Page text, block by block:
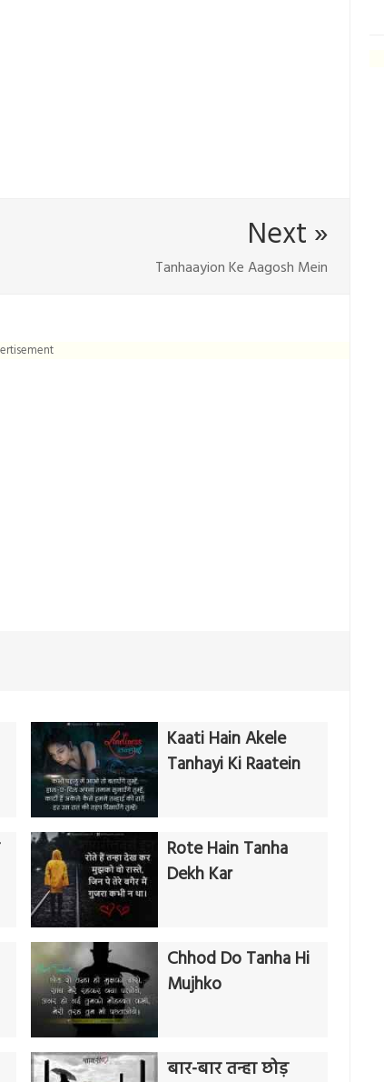
Next »
Tanhaayion Ke Aagosh Mein
Kaati Hain Akele
Tanhayi Ki Raatein
Rote Hain Tanha
Dekh Kar
Chhod Do Tanha Hi
Mujhko
बार-बार तन्हा छोड़